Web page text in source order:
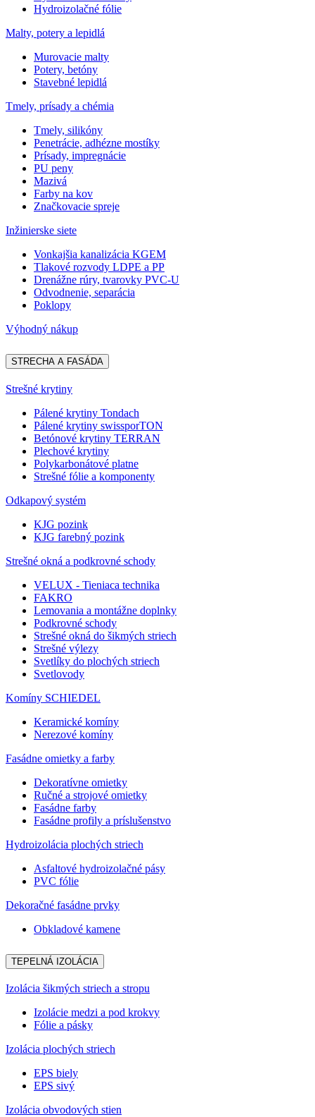
Hydroizolačné fólie
Malty, potery a lepidlá
Murovacie malty
Potery, betóny
Stavebné lepidlá
Tmely, prísady a chémia
Tmely, silikóny
Penetrácie, adhézne mostíky
Prísady, impregnácie
PU peny
Mazivá
Farby na kov
Značkovacie spreje
Inžinierske siete
Vonkajšia kanalizácia KGEM
Tlakové rozvody LDPE a PP
Drenážne rúry, tvarovky PVC-U
Odvodnenie, separácia
Poklopy
Výhodný nákup
STRECHA A FASÁDA
Strešné krytiny
Pálené krytiny Tondach
Pálené krytiny swissporTON
Betónové krytiny TERRAN
Plechové krytiny
Polykarbonátové platne
Strešné fólie a komponenty
Odkapový systém
KJG pozink
KJG farebný pozink
Strešné okná a podkrovné schody
VELUX - Tieniaca technika
FAKRO
Lemovania a montážne doplnky
Podkrovné schody
Strešné okná do šikmých striech
Strešné výlezy
Svetlíky do plochých striech
Svetlovody
Komíny SCHIEDEL
Keramické komíny
Nerezové komíny
Fasádne omietky a farby
Dekoratívne omietky
Ručné a strojové omietky
Fasádne farby
Fasádne profily a príslušenstvo
Hydroizolácia plochých striech
Asfaltové hydroizolačné pásy
PVC fólie
Dekoračné fasádne prvky
Obkladové kamene
TEPELNÁ IZOLÁCIA
Izolácia šikmých striech a stropu
Izolácie medzi a pod krokvy
Fólie a pásky
Izolácia plochých striech
EPS biely
EPS sivý
Izolácia obvodových stien